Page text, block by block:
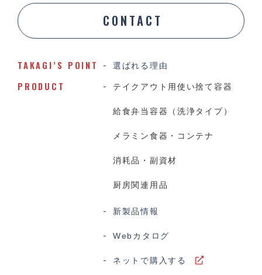
CONTACT
TAKAGI’S POINT 選ばれる理由
PRODUCT テイクアウト用使い捨て容器
給食弁当容器（洗浄タイプ）
メラミン食器・コンテナ
消耗品・副資材
厨房関連用品
新製品情報
Webカタログ
ネットで購入する